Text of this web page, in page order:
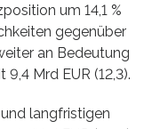
um 14,1 %
gegenüber
an Bedeutung
Mrd EUR (12,3).
langfristigen